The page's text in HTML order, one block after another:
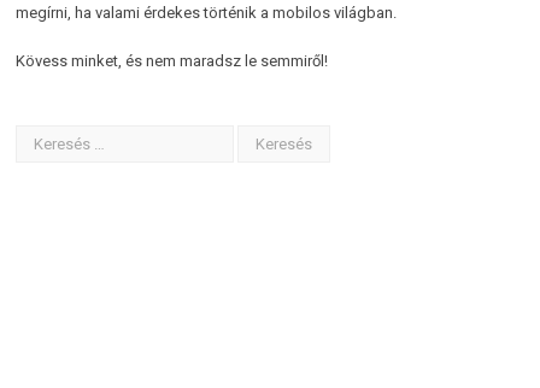
megírni, ha valami érdekes történik a mobilos világban.
Kövess minket, és nem maradsz le semmiről!